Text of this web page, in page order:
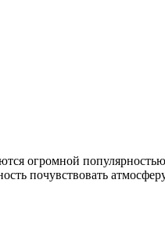
огромной
почувствовать